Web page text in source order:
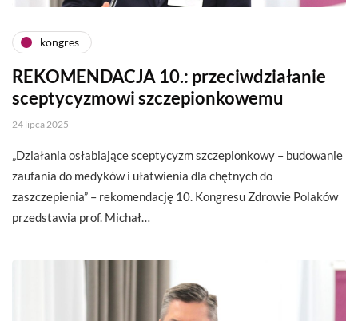
kongres
REKOMENDACJA 10.: przeciwdziałanie
sceptycyzmowi szczepionkowemu
24 lipca 2025
„Działania osłabiające sceptycyzm szczepionkowy – budowanie
zaufania do medyków i ułatwienia dla chętnych do
zaszczepienia” – rekomendację 10. Kongresu Zdrowie Polaków
przedstawia prof. Michał…